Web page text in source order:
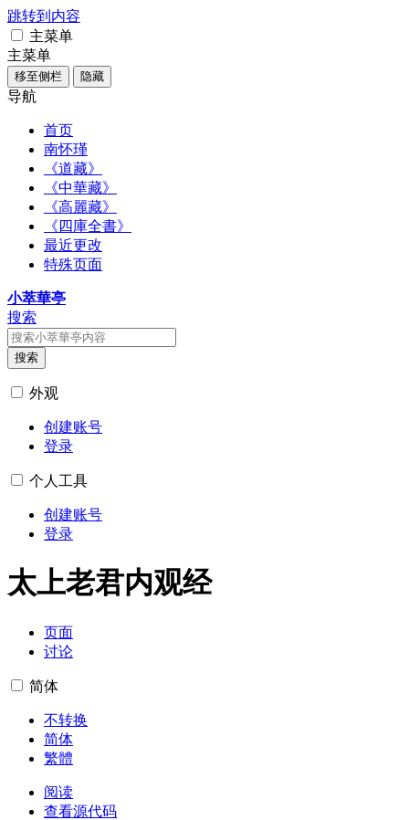
跳转到内容
主菜单
主菜单
移至侧栏 隐藏
导航
首页
南怀瑾
《道藏》
《中華藏》
《高麗藏》
《四庫全書》
最近更改
特殊页面
小萃華亭
搜索
搜索
外观
创建账号
登录
个人工具
创建账号
登录
太上老君内观经
页面
讨论
简体
不转换
简体
繁體
阅读
查看源代码